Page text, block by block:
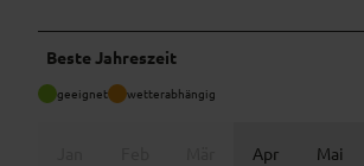
Beste Jahreszeit
geeignet wetterabhängig
Apr Mai